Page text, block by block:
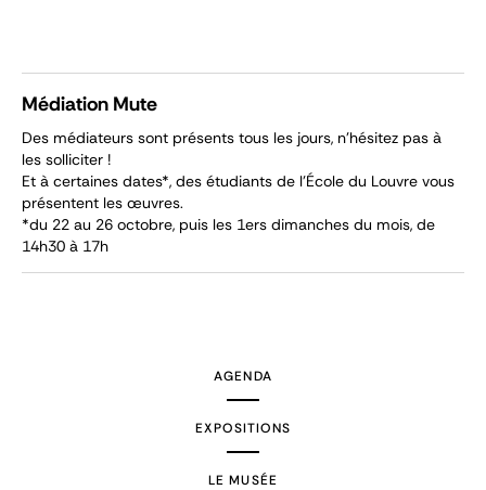
Médiation Mute
Des médiateurs sont présents tous les jours, n’hésitez pas à
les solliciter !
Et à certaines dates*, des étudiants de l’École du Louvre vous
présentent les œuvres.
*du 22 au 26 octobre, puis les 1ers dimanches du mois, de
14h30 à 17h
AGENDA
EXPOSITIONS
LE MUSÉE